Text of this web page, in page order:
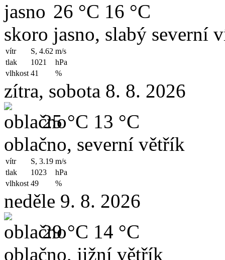
26 °C 16 °C
skoro jasno, slabý severní
vítr S, 4.62 m/s
tlak
1021
hPa
vlhkost 41 %
zítra, sobota 8. 8. 2026
25 °C 13 °C
oblačno, severní větřík
vítr S, 3.19 m/s
tlak
1023
hPa
vlhkost 49 %
neděle 9. 8. 2026
29 °C 14 °C
oblačno, jižní větřík